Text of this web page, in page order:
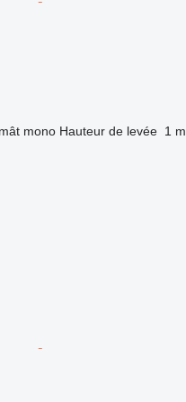
mono Hauteur de levée 1 m